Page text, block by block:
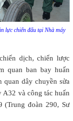
lực chiến đấu tại Nhà máy
dịch, chiến lược
quan ban bay huấn
quan dây chuyền sửa
A32 và công tác huấn
(Trung đoàn 290, Sư